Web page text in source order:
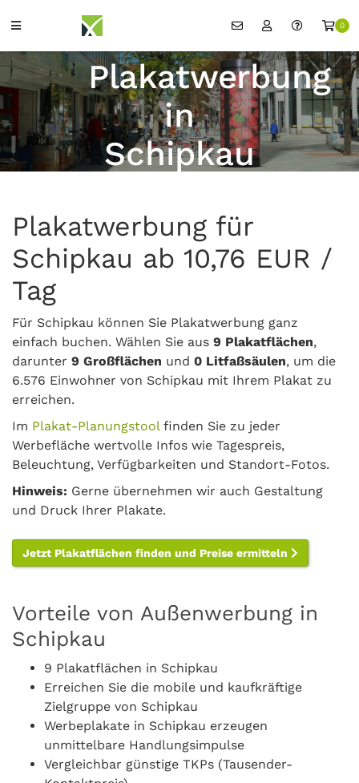
0
Plakatwerbung
in
Schipkau
Plakatwerbung für
Schipkau ab 10,76 EUR /
Tag
Für Schipkau können Sie Plakatwerbung ganz
einfach buchen. Wählen Sie aus 9 Plakatflächen,
darunter 9 Großflächen und 0 Litfaßsäulen, um die
6.576 Einwohner von Schipkau mit Ihrem Plakat zu
erreichen.
Im Plakat-Planungstoolfinden Sie zu jeder
Werbefläche wertvolle Infos wie Tagespreis,
Beleuchtung, Verfügbarkeiten und Standort-Fotos.
Hinweis: Gerne übernehmen wir auch Gestaltung
und Druck Ihrer Plakate.
Jetzt Plakatflächen finden und Preise ermitteln
Vorteile von Außenwerbung in
Schipkau
9 Plakatflächen in Schipkau
Erreichen Sie die mobile und kaufkräftige
Zielgruppe von Schipkau
Werbeplakate in Schipkau erzeugen
unmittelbare Handlungsimpulse
Vergleichbar günstige TKPs (Tausender-